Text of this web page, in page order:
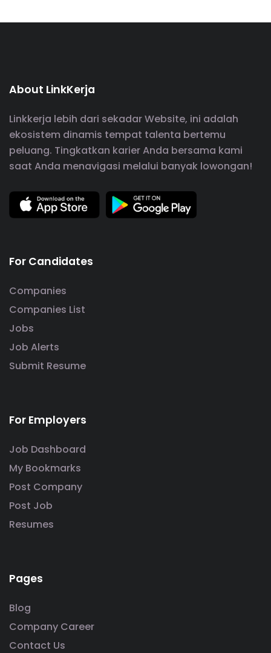
About LinkKerja
Linkkerja lebih dari sekadar Website, ini adalah
ekosistem dinamis tempat talenta bertemu
peluang. Tingkatkan karier Anda bersama kami
saat Anda menavigasi melalui banyak lowongan!
For Candidates
Companies
Companies List
Jobs
Job Alerts
Submit Resume
For Employers
Job Dashboard
My Bookmarks
Post Company
Post Job
Resumes
Pages
Blog
Company Career
Contact Us